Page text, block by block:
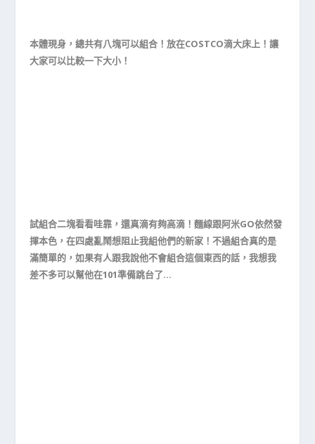
本體現身，總共有八塊可以組合！放在COSTCO滴大床上！讓
大家可以比較一下大小！
試組合二塊看看哇靠，還真滴有夠高滴！麵線跟阿米GO依然發
揮本色，在四處亂鬧想阻止我組他們的新家！不過組合真的是
滿簡單的，如果有人跟我說他不會組合這個東西的話，我想我
差不多可以幫他在101準備跳台了…